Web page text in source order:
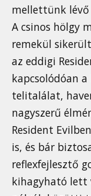
mellettünk lévő
A csinos hölgy
remekül
az eddigi
kapcsolódóan
telitalálat,
nagyszerű
Resident
is, és bár
reflexfejlesztő
kihagyható lett